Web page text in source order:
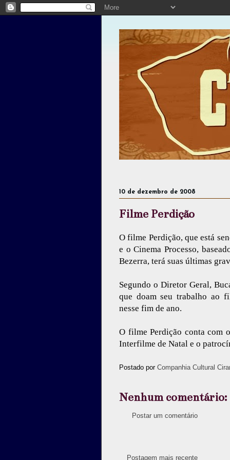
10 de dezembro de 2008
Filme Perdição
O filme Perdição, que está
e o Cinema Processo,
Bezerra, terá suas últimas
Segundo o Diretor Geral,
que doam seu trabalho ao
nesse fim de ano.
O filme Perdição conta com
Interfilme de Natal e o
Postado por Companhia Cultural
Nenhum comentário:
Postar um comentário
Postagem mais recente